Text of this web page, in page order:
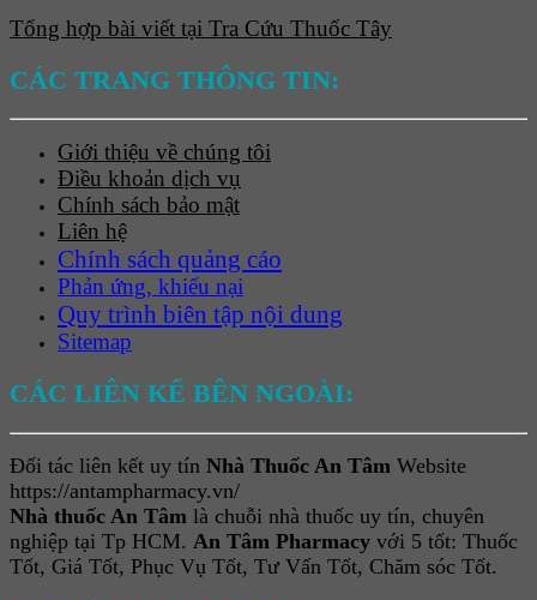
Tổng hợp bài viết tại Tra Cứu Thuốc Tây
CÁC TRANG THÔNG TIN:
Giới thiệu về chúng tôi
Điều khoản dịch vụ
Chính sách bảo mật
Liên hệ
Chính sách quảng cáo
Phản ứng, khiếu nại
Quy trình biên tập nội dung
Sitemap
CÁC LIÊN KẾ BÊN NGOÀI:
Đối tác liên kết uy tín Nhà Thuốc An Tâm Website
https://antampharmacy.vn/
Nhà thuốc An Tâm là chuỗi nhà thuốc uy tín, chuyên
nghiệp tại Tp HCM. An Tâm Pharmacy với 5 tốt: Thuốc
Tốt, Giá Tốt, Phục Vụ Tốt, Tư Vấn Tốt, Chăm sóc Tốt.